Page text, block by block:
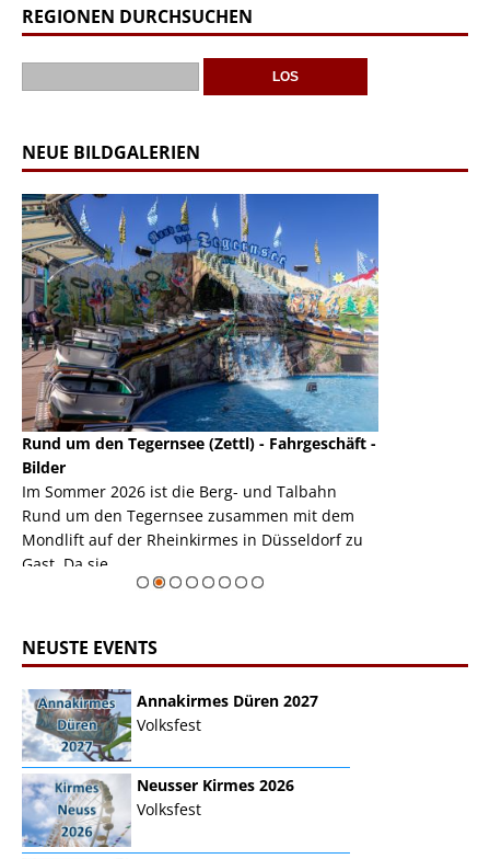
REGIONEN DURCHSUCHEN
NEUE BILDGALERIEN
Rund um den Tegernsee (Zettl) - Fahrgeschäft -
Bilder
Im Sommer 2026 ist die Berg- und Talbahn
Rund um den Tegernsee zusammen mit dem
Mondlift auf der Rheinkirmes in Düsseldorf zu
Gast. Da sie ...
NEUSTE EVENTS
Annakirmes Düren 2027
Volksfest
Neusser Kirmes 2026
Volksfest